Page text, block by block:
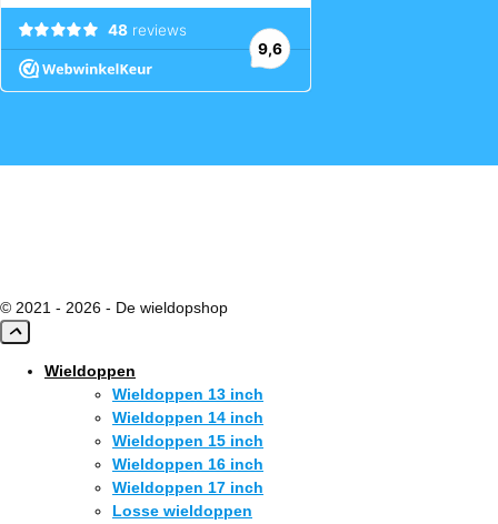
© 2021 - 2026 - De wieldopshop
Wieldoppen
Wieldoppen 13 inch
Wieldoppen 14 inch
Wieldoppen 15 inch
Wieldoppen 16 inch
Wieldoppen 17 inch
Losse wieldoppen